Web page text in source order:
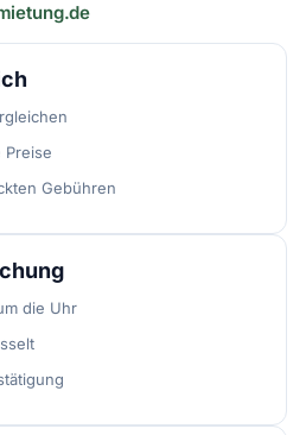
Preise
Gebühren
die Uhr